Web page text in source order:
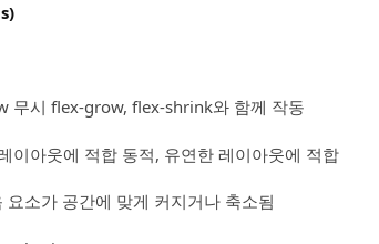
무시 flex-grow, flex-shrink와 함께 작동
이아웃에 적합 동적, 유연한 레이아웃에 적합
소가 공간에 맞게 커지거나 축소됨